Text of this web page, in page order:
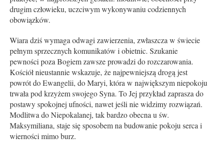
drugim człowieku, uczciwym wykonywaniu codziennych
obowiązków.
Wiara dziś wymaga odwagi zawierzenia, zwłaszcza w świecie
pełnym sprzecznych komunikatów i obietnic. Szukanie
pewności poza Bogiem zawsze prowadzi do rozczarowania.
Kościół nieustannie wskazuje, że najpewniejszą drogą jest
powrót do Ewangelii, do Maryi, która w największym niepokoju
trwała pod krzyżem swojego Syna. To Jej przykład zaprasza do
postawy spokojnej ufności, nawet jeśli nie widzimy rozwiązań.
Modlitwa do Niepokalanej, tak bardzo obecna u św.
Maksymiliana, staje się sposobem na budowanie pokoju serca i
wierności mimo burz.